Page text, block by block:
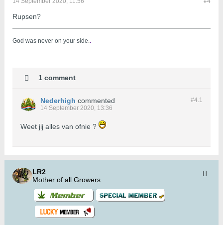
Rupsen?
God was never on your side..
1 comment
#4.1
Nederhigh commented
14 September 2020, 13:36
Weet jij alles van ofnie ?
LR2
Mother of all Growers